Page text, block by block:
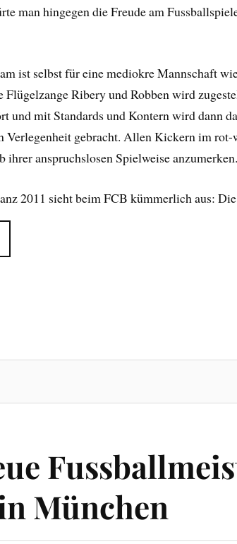
man hingegen die Freude am
ist selbst für eine mediokre Mannschaft
Flügelzange Ribery und Robben wird
und mit Standards und Kontern wird dann
Verlegenheit gebracht. Allen Kickern im rot-
ihrer anspruchslosen Spielweise anzumerken.
2011 sieht beim FCB kümmerlich aus:
München